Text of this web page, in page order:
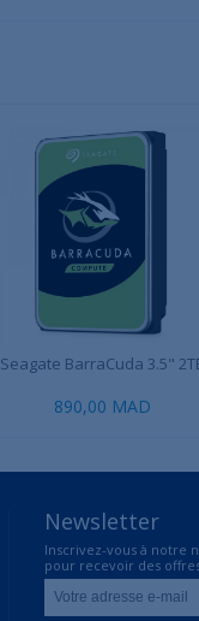
Seagate BarraCuda 3.5"
890,00 MAD
Newsletter
Inscrivez-vous à notre
pour recevoir des
exclusives